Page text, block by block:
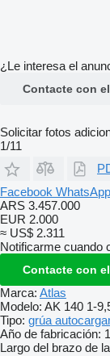
¿Le interesa el
Contacte con
Solicitar fotos
1/11
Facebook WhatsApp
ARS 3.457.000
EUR 2.000
≈ US$ 2.311
Notificarme cuando
Contacte con
Marca: Atlas
Modelo: AK 140 1-
Tipo: grúa
Año de fabricación:
Largo del brazo de